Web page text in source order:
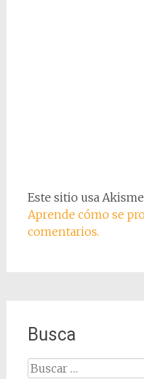
Este sitio usa
Aprende cómo se
comentarios.
Busca
Buscar: